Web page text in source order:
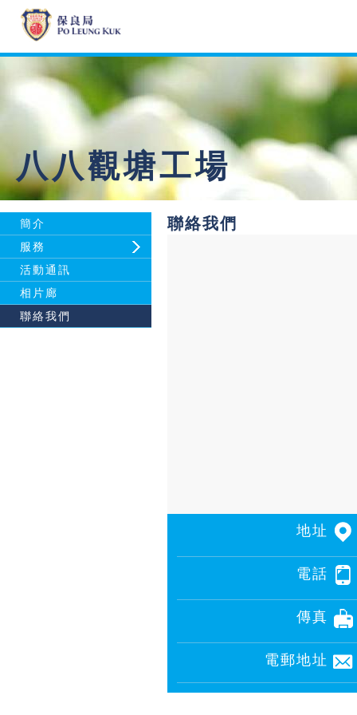
八八觀塘工場
簡介
服務
活動通訊
相片廊
聯絡我們
聯絡我們
地址
電話
傳真
電郵地址